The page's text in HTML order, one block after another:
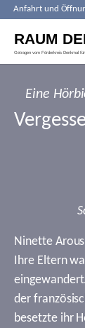
Anfahrt und
Eine
Ninette
Ihre Eltern
der
besetzte ihr